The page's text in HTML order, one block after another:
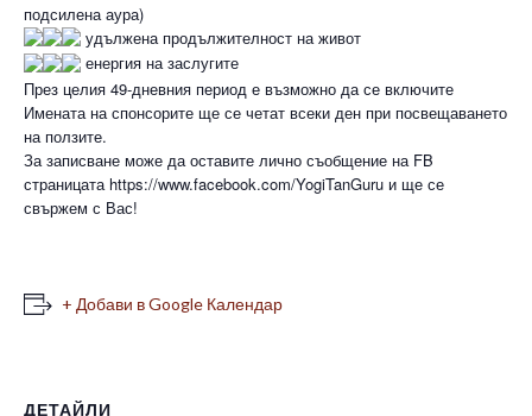
подсилена аура)
удължена продължителност на живот
енергия на заслугите
През целия 49-дневния период е възможно да се включите
Имената на спонсорите ще се четат всеки ден при посвещаването
на ползите.
За записване може да оставите лично съобщение на FB
страницата https://www.facebook.com/YogiTanGuru и ще се
свържем с Вас!
+ Добави в Google Календар